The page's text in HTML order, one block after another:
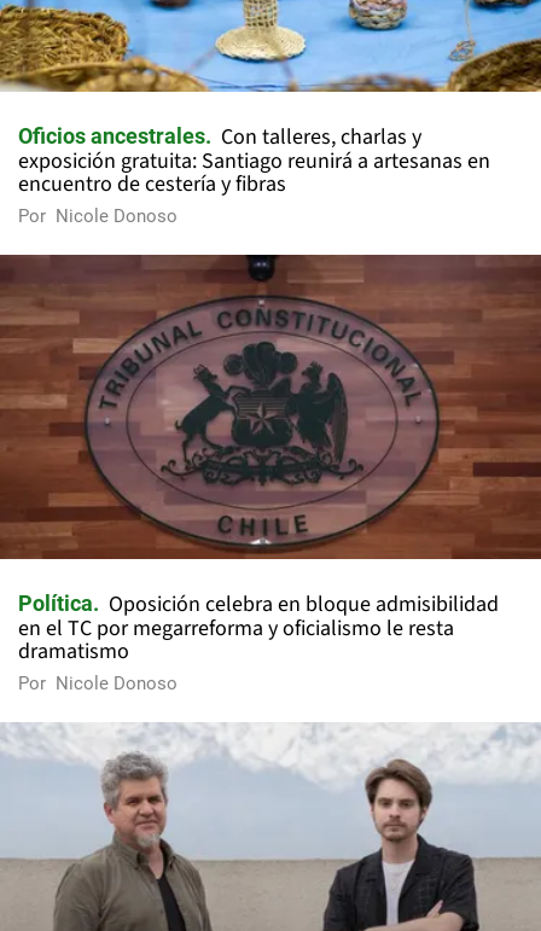
Oficios ancestrales
Con talleres, charlas y
exposición gratuita: Santiago reunirá a artesanas en
encuentro de cestería y fibras
Por Nicole Donoso
Política
Oposición celebra en bloque admisibilidad
en el TC por megarreforma y oficialismo le resta
dramatismo
Por Nicole Donoso